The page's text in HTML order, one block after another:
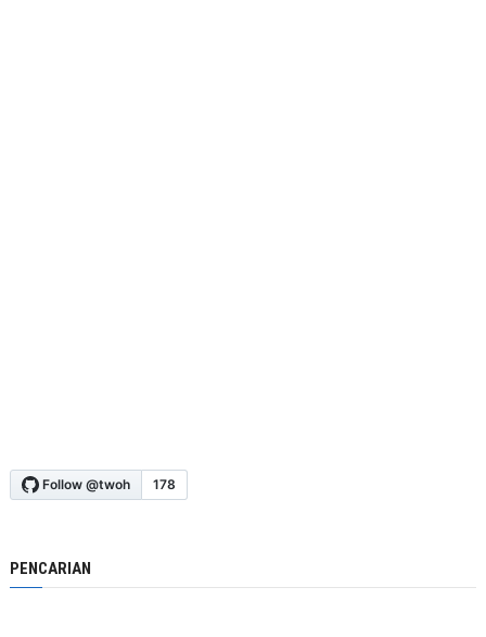
PENCARIAN